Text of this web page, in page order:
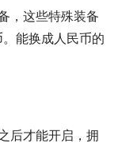
，这些特殊装备
能换成人民币的
后才能开启，拥